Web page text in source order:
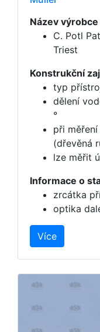
Název
C. Potl
Triest
Konstrukční
typ
dělení
°
při
(dřevěná
lze měřit
Informace o
zrcátka
optika
Více